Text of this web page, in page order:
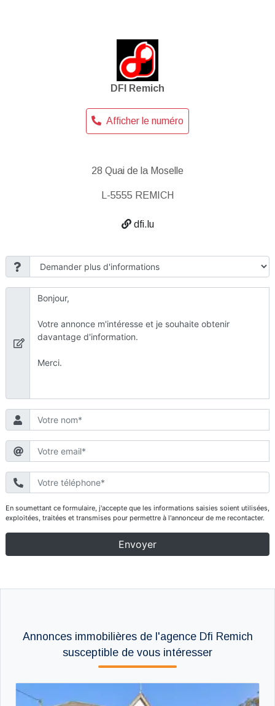
DFI Remich
Afficher le numéro
28 Quai de la Moselle
L-5555 REMICH
dfi.lu
Annonces immobilières de l'agence Dfi Remich
susceptible de vous intéresser